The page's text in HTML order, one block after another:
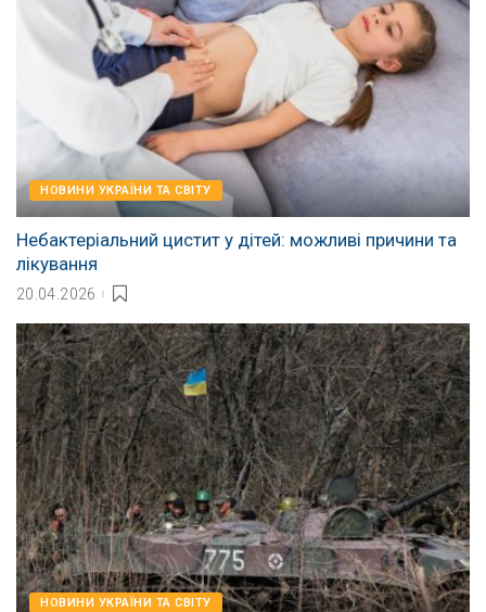
НОВИНИ УКРАЇНИ ТА СВІТУ
Небактеріальний цистит у дітей: можливі причини та
лікування
20.04.2026
НОВИНИ УКРАЇНИ ТА СВІТУ